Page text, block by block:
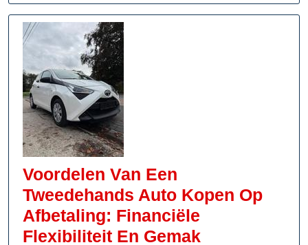
Voor
Liefhebbers
Van
Vintage
Voertuigen
Voordelen Van Een
Tweedehands Auto Kopen Op
Afbetaling: Financiële
Flexibiliteit En GemakVoordelen